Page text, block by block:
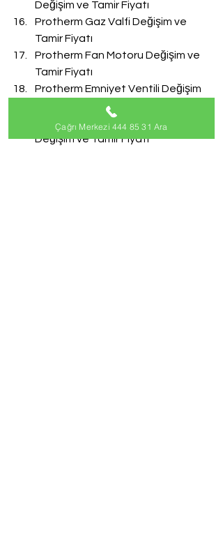
Değişim ve Tamir Fiyatı
Protherm Gaz Valfi Değişim ve
Tamir Fiyatı
Protherm Fan Motoru Değişim ve
Tamir Fiyatı
Protherm Emniyet Ventili Değişim
ve Tamir Fiyatı
Protherm Doldurma Musluğu
Değişim ve Tamir Fiyatı
Çağrı Merkezi 444 85 31 Ara